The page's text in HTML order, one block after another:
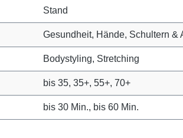
Stand
Gesundheit, Hände, Schultern &
Bodystyling, Stretching
bis 35, 35+, 55+, 70+
bis 30 Min., bis 60 Min.